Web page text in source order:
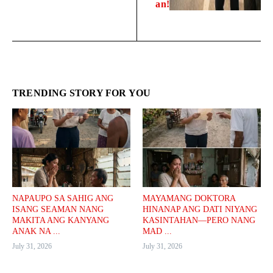
an!
TRENDING STORY FOR YOU
NAPAUPO SA SAHIG ANG
ISANG SEAMAN NANG
MAKITA ANG KANYANG
ANAK NA ...
July 31, 2026
MAYAMANG DOKTORA
HINANAP ANG DATI NIYANG
KASINTAHAN—PERO NANG
MAD ...
July 31, 2026